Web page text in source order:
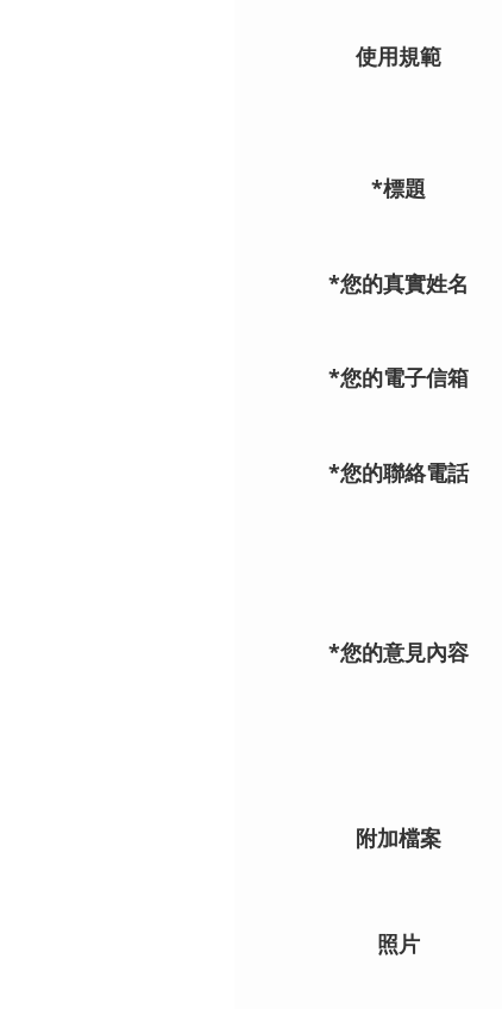
使用規範
*標題
*您的真實姓名
*您的電子信箱
*您的聯絡電話
*您的意見內容
附加檔案
照片